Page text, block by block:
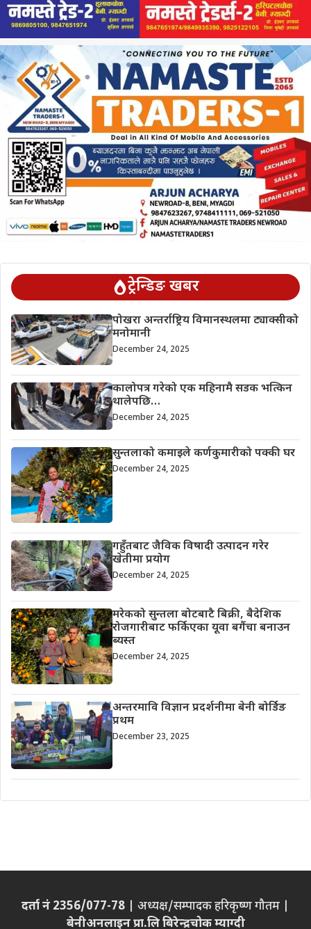
ट्रेन्डिङ खबर
पोखरा अन्तर्राष्ट्रिय विमानस्थलमा ट्याक्सीको
मनोमानी
December 24, 2025
कालोपत्र गरेको एक महिनामै सडक भत्किन
थालेपछि…
December 24, 2025
सुन्तलाको कमाइले कर्णकुमारीको पक्की घर
December 24, 2025
गहुँतबाट जैविक विषादी उत्पादन गरेर
खेतीमा प्रयोग
December 24, 2025
मरेकको सुन्तला बोटबाटै बिक्री, बैदेशिक
रोजगारीबाट फर्किएका यूवा बगैंचा बनाउन
ब्यस्त
December 24, 2025
अन्तरमावि विज्ञान प्रदर्शनीमा बेनी बोर्डिङ
प्रथम
December 23, 2025
दर्ता नं 2356/077-78 | अध्यक्ष/सम्पादक हरिकृष्ण गौतम |
बेनीअनलाइन प्रा.लि बिरेन्द्रचोक म्याग्दी